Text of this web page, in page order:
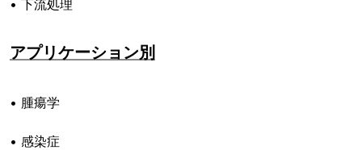
• 下流処理
アプリケーション別
• 腫瘍学
• 感染症